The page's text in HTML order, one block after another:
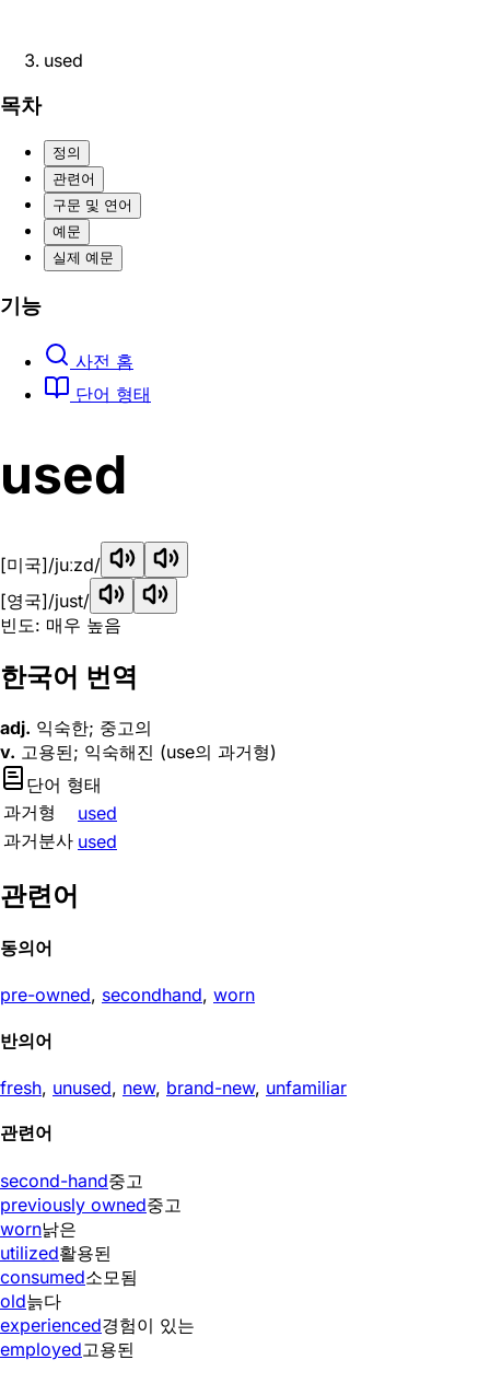
used
목차
정의
관련어
구문 및 연어
예문
실제 예문
기능
사전 홈
단어 형태
used
[미국]/juːzd/
[영국]/just/
빈도: 매우 높음
한국어 번역
adj. 익숙한; 중고의
v. 고용된; 익숙해진 (use의 과거형)
단어 형태
과거형
used
과거분사 used
관련어
동의어
pre-owned, secondhand, worn
반의어
fresh, unused, new, brand-new, unfamiliar
관련어
second-hand중고
previously owned중고
worn낡은
utilized활용된
consumed소모됨
old늙다
experienced경험이 있는
employed고용된